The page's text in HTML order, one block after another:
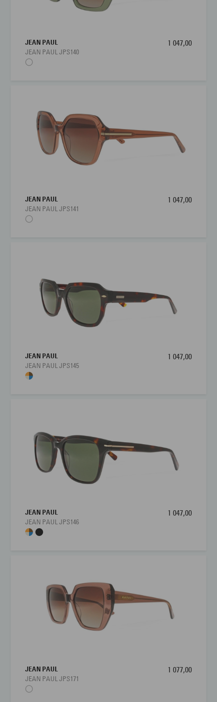
JEAN PAUL
JEAN PAUL JPS140
1 047,00
JEAN PAUL
JEAN PAUL JPS141
1 047,00
JEAN PAUL
JEAN PAUL JPS145
1 047,00
JEAN PAUL
JEAN PAUL JPS146
1 047,00
JEAN PAUL
JEAN PAUL JPS171
1 077,00